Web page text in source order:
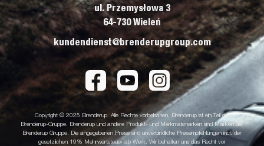
ul. Przemysłowa 3
64-730 Wieleń
kundendienst@brenderupgroup.com
Copyright © 2025 Brenderup. Alle Rechte vorbehalten. Brenderup ist ein Teil der
Brenderup-Gruppe. Brenderup und andere Produkt- und Merkmalsmarken sind Marken der
Brenderup Gruppe. Die angegebenen Preise sind unverbindliche Preisempfehlungen incl. der
gesetzlichen 19% Mehrwertsteuer ab Werk. Wir behalten uns das Recht vor